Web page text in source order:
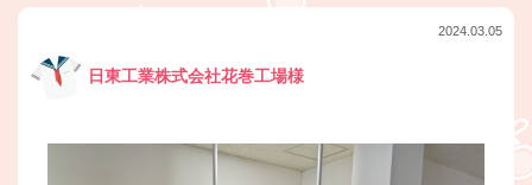
2024.03.05
日東工業株式会社花巻工場様